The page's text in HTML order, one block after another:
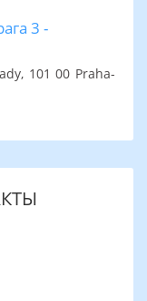
3 -
101 00 Praha-